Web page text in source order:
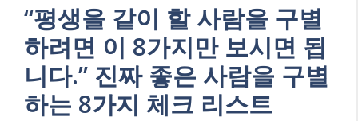
“평생을 같이 할 사람을 구별
하려면 이 8가지만 보시면 됩
니다.” 진짜 좋은 사람을 구별
하는 8가지 체크 리스트